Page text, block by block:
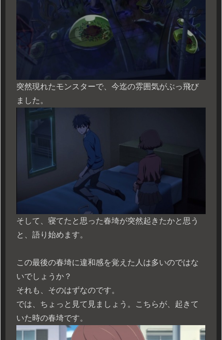
突然現れたモンスターで、今迄の雰囲気がぶっ飛び
ました。
そして、寝てたと思った春埼が突然起きたかと思う
と、語り始めます。
この最後の春埼に違和感を覚えた人は多いのではな
いでしょうか？
それも、そのはずなのです。
では、ちょっと見て見ましょう。こちらが、起きて
いた時の春埼です。